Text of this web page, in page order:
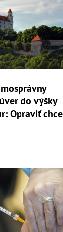
do výšky
Opraviť chce